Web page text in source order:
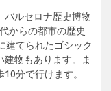
バルセロナ歴史博物
からの都市の歴史
建てられたゴシック
物もあります。ま
分で行けます。